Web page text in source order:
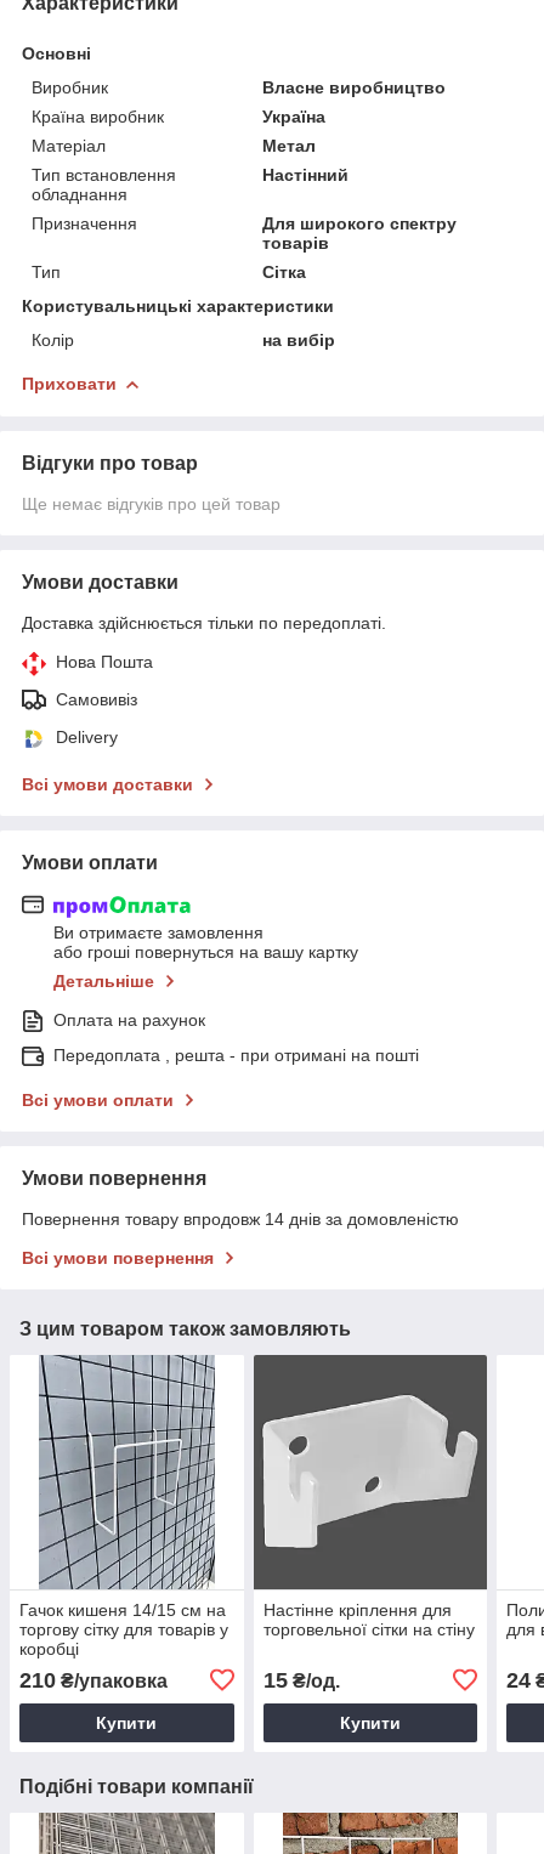
Основні
Виробник
Власне виробництво
Країна виробник
Україна
Матеріал
Метал
Тип встановлення
обладнання
Настінний
Призначення
Для широкого спектру
товарів
Тип
Сітка
Користувальницькі характеристики
Колір
на вибір
Приховати
Відгуки про товар
Ще немає відгуків про цей товар
Умови доставки
Доставка здійснюється тільки по передоплаті.
Нова Пошта
Самовивіз
Delivery
Всі умови доставки
Умови оплати
Ви отримаєте замовлення
або гроші повернуться на вашу картку
Детальніше
Оплата на рахунок
Передоплата , решта - при отримані на пошті
Всі умови оплати
Умови повернення
Повернення товару впродовж 14 днів за домовленістю
Всі умови повернення
З цим товаром також замовляють
Гачок кишеня 14/15 см на
торгову сітку для товарів у
коробці
210 ₴/упаковка
Купити
Настінне кріплення для
торговельної сітки на стіну
15₴/од.
Купити
для
24
Подібні товари компанії